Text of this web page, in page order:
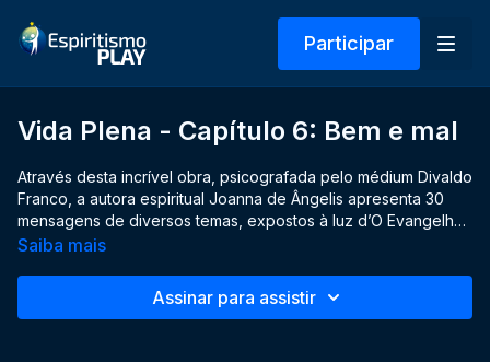
Participar
Vida Plena - Capítulo 6: Bem e mal
Através desta incrível obra, psicografada pelo médium Divaldo
Franco, a autora espiritual Joanna de Ângelis apresenta 30
mensagens de diversos temas, expostos à luz d’O Evangelho
segundo o Espiritismo, a fim de nos auxiliar a alcançar o bem
Saiba mais
Assinar para assistir